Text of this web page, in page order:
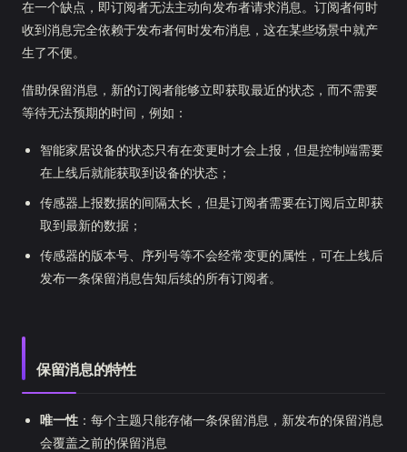
在一个缺点，即订阅者无法主动向发布者请求消息。订阅者何时
收到消息完全依赖于发布者何时发布消息，这在某些场景中就产
生了不便。
借助保留消息，新的订阅者能够立即获取最近的状态，而不需要
等待无法预期的时间，例如：
智能家居设备的状态只有在变更时才会上报，但是控制端需要
在上线后就能获取到设备的状态；
传感器上报数据的间隔太长，但是订阅者需要在订阅后立即获
取到最新的数据；
传感器的版本号、序列号等不会经常变更的属性，可在上线后
发布一条保留消息告知后续的所有订阅者。
保留消息的特性
唯一性 ：每个主题只能存储一条保留消息，新发布的保留消息
会覆盖之前的保留消息